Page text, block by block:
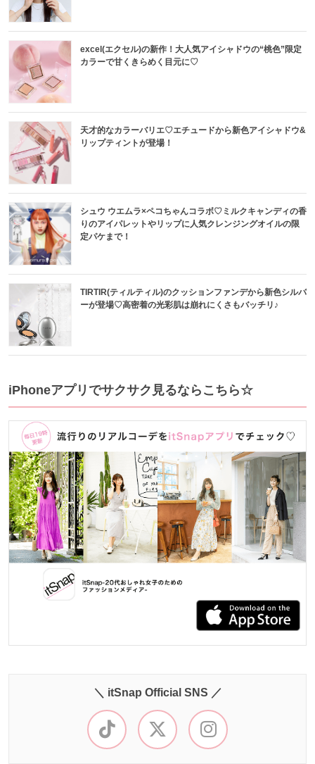
excel(エクセル)の新作！大人気アイシャドウの“桃色”限定
カラーで甘くきらめく目元に♡
天才的なカラーバリエ♡エチュードから新色アイシャドウ&
リップティントが登場！
シュウ ウエムラ×ペコちゃんコラボ♡ミルクキャンディの香
りのアイパレットやリップに人気クレンジングオイルの限
定パケまで！
TIRTIR(ティルティル)のクッションファンデから新色シルバ
ーが登場♡高密着の光彩肌は崩れにくさもバッチリ♪
iPhoneアプリでサクサク見るならこちら☆
＼ itSnap Official SNS ／